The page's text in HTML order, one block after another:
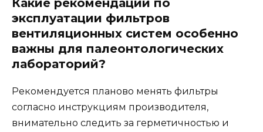
Какие рекомендации по
эксплуатации фильтров
вентиляционных систем особенно
важны для палеонтологических
лабораторий?
Рекомендуется планово менять фильтры
согласно инструкциям производителя,
внимательно следить за герметичностью и